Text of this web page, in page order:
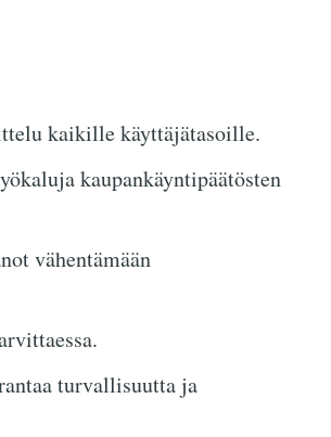
kaikille käyttäjätasoille.
kaupankäyntipäätösten
vähentämään
turvallisuutta ja